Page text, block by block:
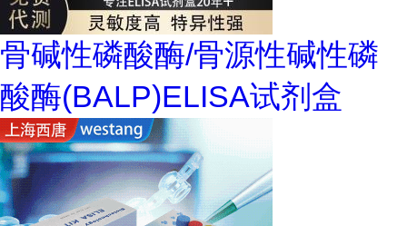
骨碱性磷酸酶/骨源性碱性磷
酸酶(BALP)ELISA试剂盒